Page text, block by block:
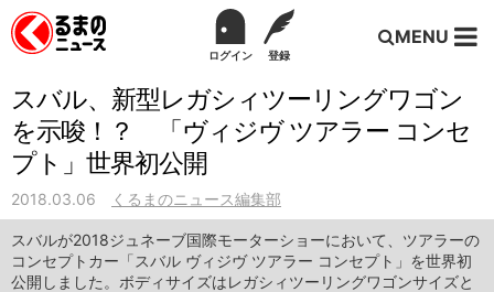
ログイン 登録
MENU
スバル、新型レガシィツーリングワゴン
を示唆！？ 「ヴィジヴ ツアラー コンセ
プト」世界初公開
2018.03.06 くるまのニュース編集部
スバルが2018ジュネーブ国際モーターショーにおいて、ツアラーの
コンセプトカー「スバル ヴィジヴ ツアラー コンセプト」を世界初
公開しました。ボディサイズはレガシィツーリングワゴンサイズと